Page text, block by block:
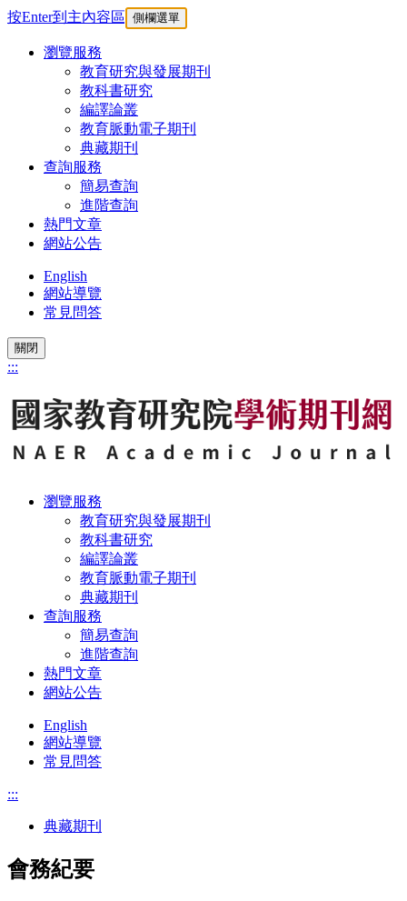
按Enter到主內容區 側欄選單
瀏覽服務
教育研究與發展期刊
教科書研究
編譯論叢
教育脈動電子期刊
典藏期刊
查詢服務
簡易查詢
進階查詢
熱門文章
網站公告
English
網站導覽
常見問答
關閉
:::
瀏覽服務
教育研究與發展期刊
教科書研究
編譯論叢
教育脈動電子期刊
典藏期刊
查詢服務
簡易查詢
進階查詢
熱門文章
網站公告
English
網站導覽
常見問答
:::
典藏期刊
會務紀要